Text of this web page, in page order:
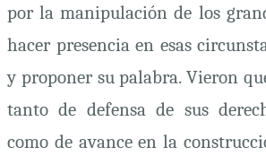
por la manipulación de los
hacer presencia en esas
y proponer su palabra. Vieron
tanto de defensa de sus
como de avance en la